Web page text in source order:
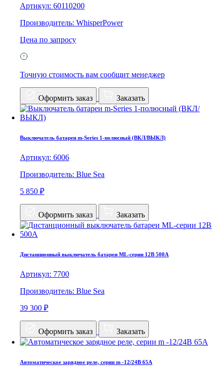
Артикул: 60110200
Производитель: WhisperPower
Цена по запросу
Точную стоимость вам сообщит менеджер
Оформить заказ Заказать
Выключатель батареи m-Series 1-полюсный (ВКЛ/ВЫКЛ)
Артикул: 6006
Производитель: Blue Sea
5 850 ₽
Оформить заказ Заказать
Дистанционный выключатель батареи ML-серии 12В 500A
Артикул: 7700
Производитель: Blue Sea
39 300 ₽
Оформить заказ Заказать
Автоматическое зарядное реле, серии m -12/24В 65А